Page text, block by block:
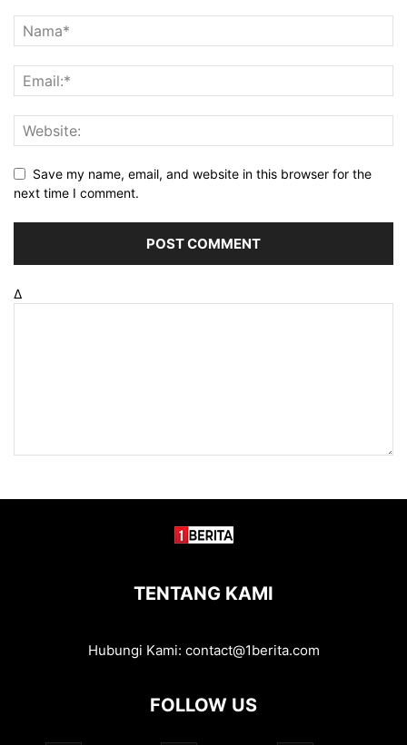
Save my name, email, and website in this browser for the
next time I comment.
Δ
TENTANG KAMI
Hubungi Kami: contact@1berita.com
FOLLOW US